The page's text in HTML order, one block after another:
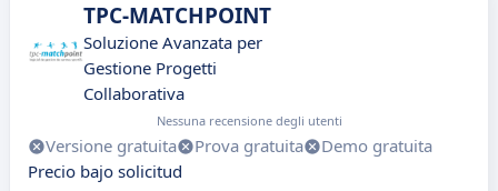
TPC-MATCHPOINT
Soluzione Avanzata per
Gestione Progetti
Collaborativa
Nessuna recensione degli utenti
Versione gratuita Prova gratuita
Demo gratuita
Precio bajo solicitud